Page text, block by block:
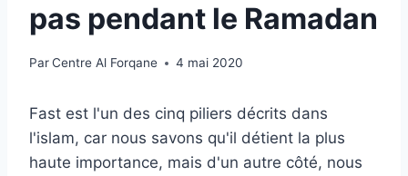
pas pendant le Ramadan
ParCentre Al Forqane 4 mai 2020
Fast est l'un des cinq piliers décrits dans
l'islam, car nous savons qu'il détient la plus
haute importance, mais d'un autre côté, nous